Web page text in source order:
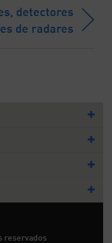
detectores
de radares
reservados